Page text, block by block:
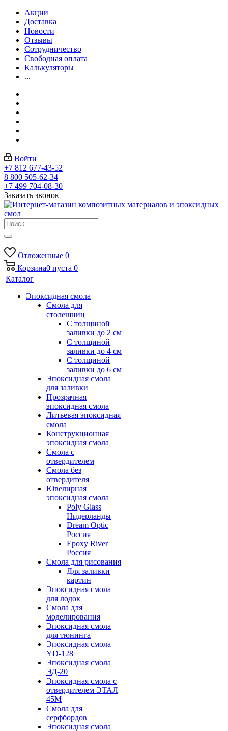
Акции
Доставка
Новости
Отзывы
Сотрудничество
Свободная оплата
Калькуляторы
...
Войти
+7 812 677-43-52
8 800 505-62-34
+7 499 704-08-30
Заказать звонок
Отложенные 0
Корзина0 пуста 0
Каталог
Эпоксидная смола
Смола для
столешниц
С толщиной
заливки до 2 см
С толщиной
заливки до 4 см
С толщиной
заливки до 6 см
Эпоксидная смола
для заливки
Прозрачная
эпоксидная смола
Литьевая эпоксидная
смола
Конструкционная
эпоксидная смола
Смола с
отвердителем
Смола без
отвердителя
Ювелирная
эпоксидная смола
Poly Glass
Нидерланды
Dream Optic
Россия
Epoxy River
Россия
Смола для рисования
Для заливки
картин
Эпоксидная смола
для лодок
Смола для
моделирования
Эпоксидная смола
для тюнинга
Эпоксидная смола
YD-128
Эпоксидная смола
ЭД-20
Эпоксидная смола с
отвердителем ЭТАЛ
45М
Смола для
серфбордов
Эпоксидная смола